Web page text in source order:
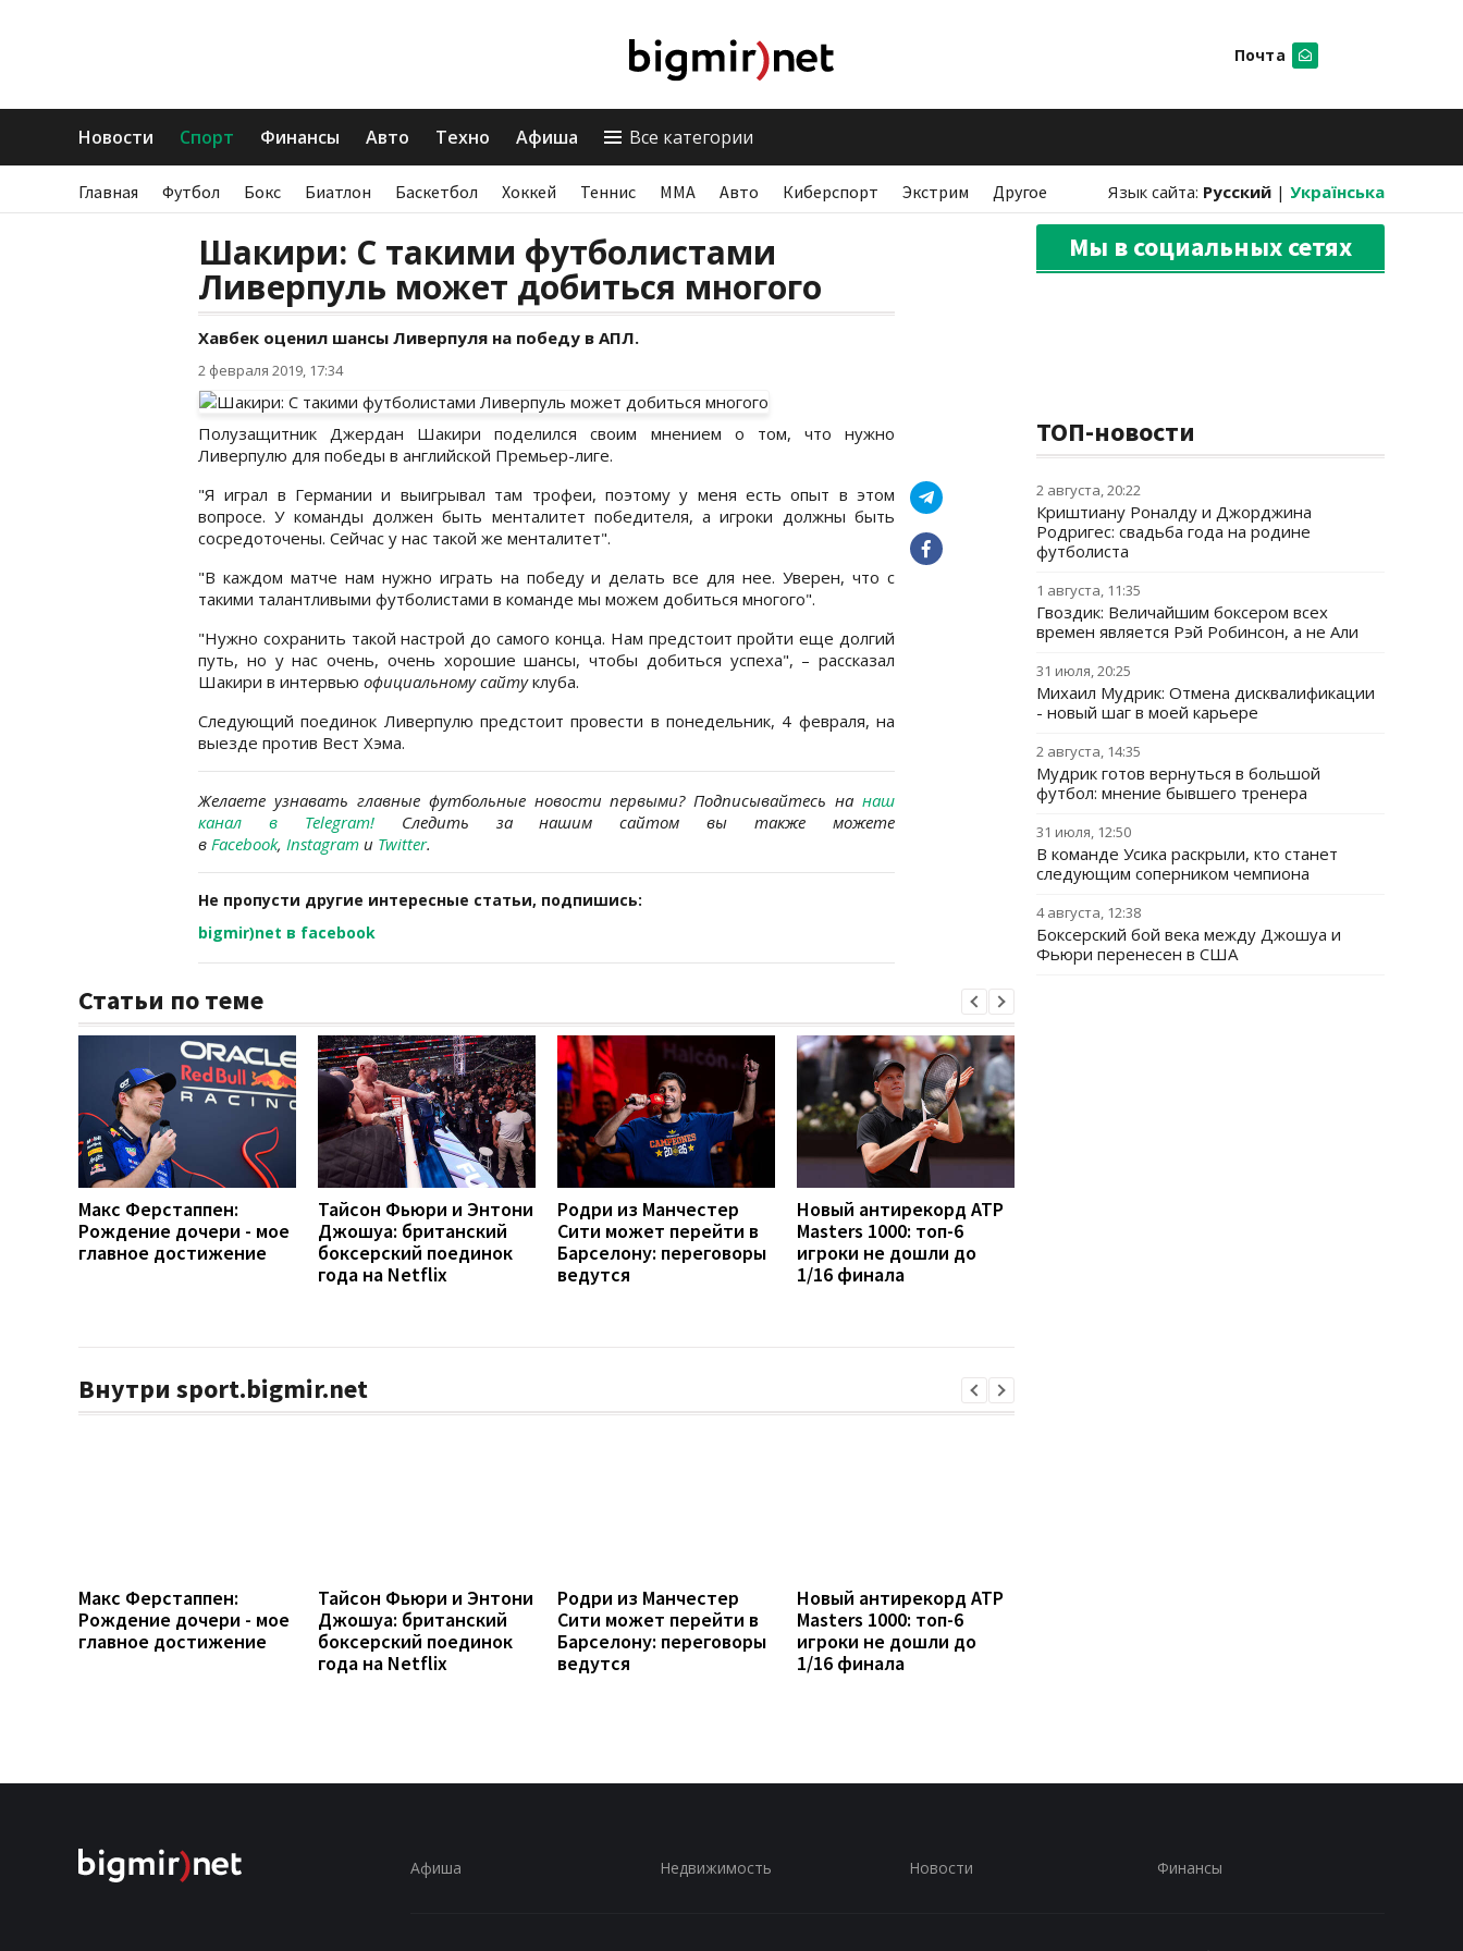
Почта
Новости Спорт Финансы Авто Техно Афиша Все категории
Главная Футбол Бокс Биатлон Баскетбол Хоккей Теннис ММА Авто Киберспорт Экстрим Другое Язык сайта: Русский | Українська
Шакири: С такими футболистами
Ливерпуль может добиться многого
Хавбек оценил шансы Ливерпуля на победу в АПЛ.
2 февраля 2019, 17:34
Полузащитник Джердан Шакири поделился своим мнением о том, что нужно
Ливерпулю для победы в английской Премьер-лиге.
"Я играл в Германии и выигрывал там трофеи, поэтому у меня есть опыт в этом
вопросе. У команды должен быть менталитет победителя, а игроки должны быть
сосредоточены. Сейчас у нас такой же менталитет".
"В каждом матче нам нужно играть на победу и делать все для нее. Уверен, что с
такими талантливыми футболистами в команде мы можем добиться многого".
"Нужно сохранить такой настрой до самого конца. Нам предстоит пройти еще долгий
путь, но у нас очень, очень хорошие шансы, чтобы добиться успеха", – рассказал
Шакири в интервью официальному сайтуклуба.
Следующий поединок Ливерпулю предстоит провести в понедельник, 4 февраля, на
выезде против Вест Хэма.
Желаете узнавать главные футбольные новости первыми? Подписывайтесь на наш
канал в Telegram!Следить за нашим сайтом вы также можете
в Facebook, Instagram и Twitter.
Не пропусти другие интересные статьи, подпишись:
bigmir)net в facebook
Статьи по теме
Макс Ферстаппен:
Рождение дочери - мое
главное достижение
Тайсон Фьюри и Энтони
Джошуа: британский
боксерский поединок
года на Netflix
Родри из Манчестер
Сити может перейти в
Барселону: переговоры
ведутся
Новый антирекорд ATP
Masters 1000: топ-6
игроки не дошли до
1/16 финала
Внутри sport.bigmir.net
Макс Ферстаппен:
Рождение дочери - мое
главное достижение
Тайсон Фьюри и Энтони
Джошуа: британский
боксерский поединок
года на Netflix
Родри из Манчестер
Сити может перейти в
Барселону: переговоры
ведутся
Новый антирекорд ATP
Masters 1000: топ-6
игроки не дошли до
1/16 финала
Мы в социальных сетях
ТОП-новости
2 августа, 20:22
Криштиану Роналду и Джорджина
Родригес: свадьба года на родине
футболиста
1 августа, 11:35
Гвоздик: Величайшим боксером всех
времен является Рэй Робинсон, а не Али
31 июля, 20:25
Михаил Мудрик: Отмена дисквалификации
- новый шаг в моей карьере
2 августа, 14:35
Мудрик готов вернуться в большой
футбол: мнение бывшего тренера
31 июля, 12:50
В команде Усика раскрыли, кто станет
следующим соперником чемпиона
4 августа, 12:38
Боксерский бой века между Джошуа и
Фьюри перенесен в США
Афиша Недвижимость Новости Финансы